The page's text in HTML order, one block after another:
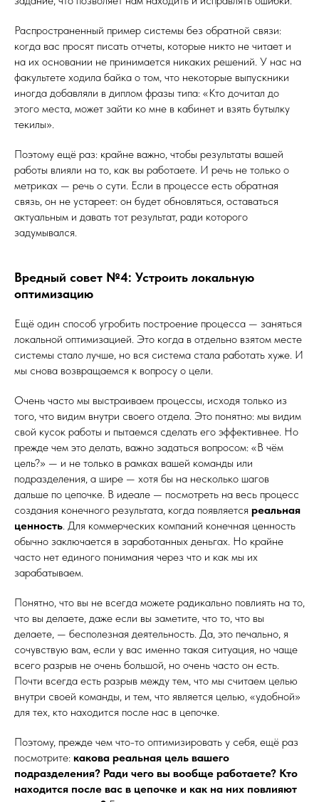
Распространенный пример системы без обратной связи:
когда вас просят писать отчеты, которые никто не читает и
на их основании не принимается никаких решений. У нас на
факультете ходила байка о том, что некоторые выпускники
иногда добавляли в диплом фразы типа: «Кто дочитал до
этого места, может зайти ко мне в кабинет и взять бутылку
текилы».
Поэтому ещё раз: крайне важно, чтобы результаты вашей
работы влияли на то, как вы работаете. И речь не только о
метриках — речь о сути. Если в процессе есть обратная
связь, он не устареет: он будет обновляться, оставаться
актуальным и давать тот результат, ради которого
задумывался.
Вредный совет №4: Устроить локальную
оптимизацию
Ещё один способ угробить построение процесса — заняться
локальной оптимизацией. Это когда в отдельно взятом месте
системы стало лучше, но вся система стала работать хуже. И
мы снова возвращаемся к вопросу о цели.
Очень часто мы выстраиваем процессы, исходя только из
того, что видим внутри своего отдела. Это понятно: мы видим
свой кусок работы и пытаемся сделать его эффективнее. Но
прежде чем это делать, важно задаться вопросом: «В чём
цель?» — и не только в рамках вашей команды или
подразделения, а шире — хотя бы на несколько шагов
дальше по цепочке. В идеале — посмотреть на весь процесс
создания конечного результата, когда появляется реальная
ценность. Для коммерческих компаний конечная ценность
обычно заключается в заработанных деньгах. Но крайне
часто нет единого понимания через что и как мы их
зарабатываем.
Понятно, что вы не всегда можете радикально повлиять на то,
что вы делаете, даже если вы заметите, что то, что вы
делаете, — бесполезная деятельность. Да, это печально, я
сочувствую вам, если у вас именно такая ситуация, но чаще
всего разрыв не очень большой, но очень часто он есть.
Почти всегда есть разрыв между тем, что мы считаем целью
внутри своей команды, и тем, что является целью, «удобной»
для тех, кто находится после нас в цепочке.
Поэтому, прежде чем что-то оптимизировать у себя, ещё раз
посмотрите: какова реальная цель вашего
подразделения? Ради чего вы вообще работаете? Кто
находится после вас в цепочке и как на них повлияют